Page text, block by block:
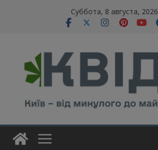
Суббота, 8 августа, 2026
modal-check